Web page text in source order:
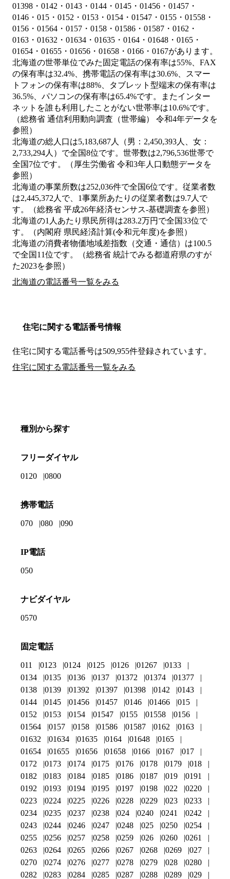
01398・0142・0143・0144・0145・01456・01457・
0146・015・0152・0153・0154・01547・0155・01558・
0156・01564・0157・0158・01586・01587・0162・
0163・01632・01634・01635・0164・01648・0165・
01654・01655・01656・01658・0166・0167があります。
北海道の世帯単位でみた固定電話の保有率は55%、FAX
の保有率は32.4%、携帯電話の保有率は30.6%、スマー
トフォンの保有率は88%、タブレット型端末の保有率は
36.5%、パソコンの保有率は65.4%です。またインター
ネットを誰も利用したことがない世帯率は10.6%です。
（総務省 通信利用動向調査（世帯編） 令和4年データを
参照）
北海道の総人口は5,183,687人（男：2,450,393人、女：
2,733,294人）で全国8位です。世帯数は2,796,536世帯で
全国7位です。（厚生労働省 令和3年人口動態データを
参照）
北海道の事業所数は252,036件で全国6位です。従業者数
は2,445,372人で、1事業所あたりの従業者数は9.7人で
す。（総務省 平成26年経済センサス‐基礎調査を参照）
北海道の1人あたり県民所得は283.2万円で全国33位で
す。（内閣府 県民経済計算(令和元年度)を参照）
北海道の消費者物価地域差指数（交通・通信）は100.5
で全国11位です。（総務省 統計でみる都道府県のすが
た2023を参照）
北海道の電話番号一覧をみる
住宅に関する電話番号情報
住宅に関する電話番号は509,955件登録されています。
住宅に関する電話番号一覧をみる
種別から探す
フリーダイヤル
0120 0800
携帯電話
070 080 090
IP電話
050
ナビダイヤル
0570
固定電話
011 0123 0124 0125 0126 01267
0133
0134
0135 0136 0137 01372 01374
01377
0138
0139 01392 01397 01398 0142
0143
0144
0145 01456 01457 0146 01466
015
0152
0153 0154 01547 0155 01558
0156
01564
0157 0158 01586 01587 0162
0163
01632
01634 01635 0164 01648
0165
01654
01655 01656 01658 0166 0167
017
0172
0173 0174 0175 0176 0178 0179
018
0182
0183 0184 0185 0186 0187 019
0191
0192
0193 0194 0195 0197 0198 022
0220
0223
0224 0225 0226 0228 0229 023
0233
0234
0235 0237 0238 024 0240 0241
0242
0243
0244 0246 0247 0248 025 0250
0254
0255
0256 0257 0258 0259 026 0260
0261
0263
0264 0265 0266 0267 0268 0269
027
0270
0274 0276 0277 0278 0279 028
0280
0282
0283 0284 0285 0287 0288 0289 029